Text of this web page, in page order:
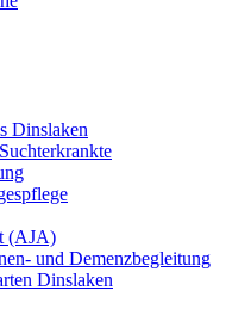
Dinslaken
(AJA)
und Demenzbegleitung
Dinslaken